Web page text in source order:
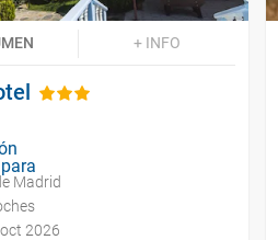
+ INFO
Madrid
2026